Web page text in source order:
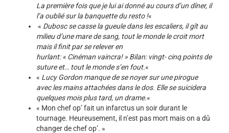
La première fois que je lui ai donné au cours d’un dîner, il
l’a oublié sur la banquette du resto !«
« Dubosc se casse la gueule dans les escaliers, il gît au
milieu d’une mare de sang, tout le monde le croit mort
mais il finit par se relever en
hurlant: « Cinéman vaincra! » Bilan: vingt- cinq points de
suture et… tout le monde s’en fout.«
« Lucy Gordon manque de se noyer sur une pirogue
avec les mains attachées dans le dos. Elle se suicidera
quelques mois plus tard, un drame.«
« Mon chef op’ fait un infarctus un soir durant le
tournage. Heureusement, il n’est pas mort mais on a dû
changer de chef op’. »